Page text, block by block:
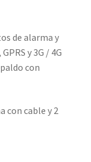
de alarma y
y 3G / 4G
con
con cable y 2